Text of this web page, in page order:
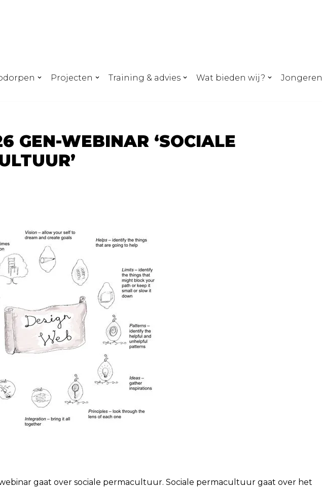
Projecten Training & advies Wat bieden wij?
Jongeren
GEN-WEBINAR ‘SOCIALE
gaat over sociale permacultuur. Sociale permacultuur gaat over het